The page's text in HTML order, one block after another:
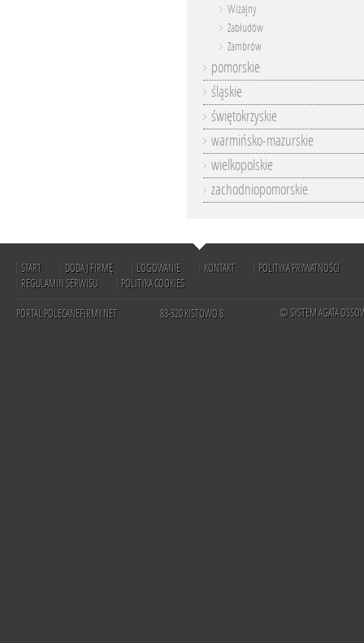
Wiżajny
Zabłudów
Zambrów
pomorskie
śląskie
świętokrzyskie
warmińsko-mazurskie
wielkopolskie
zachodniopomorskie
START DODAJ FIRMĘ LOGOWANIE KONTAKT
POLITYKA PRYWATNOŚCI
REGULAMIN SERWISU
POLITYKA COOKIES
PORTAL POLECANEFIRMY.NET 83-320 KISTOWO 8 © SYSTEM AGATA